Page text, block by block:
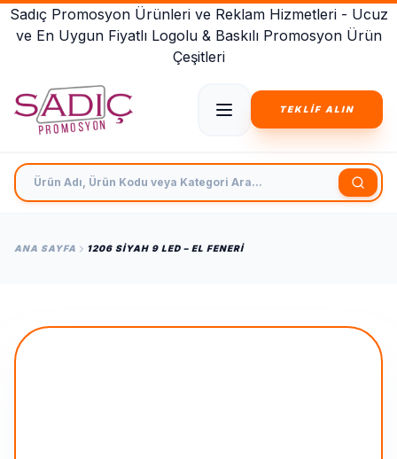
Sadıç Promosyon Ürünleri ve Reklam Hizmetleri - Ucuz
ve En Uygun Fiyatlı Logolu & Baskılı Promosyon Ürün
Çeşitleri
TEKLİF ALIN
Ürün Adı, Ürün Kodu veya Kategori Ara
ANA SAYFA 1206 SIYAH 9 LED – EL FENERI